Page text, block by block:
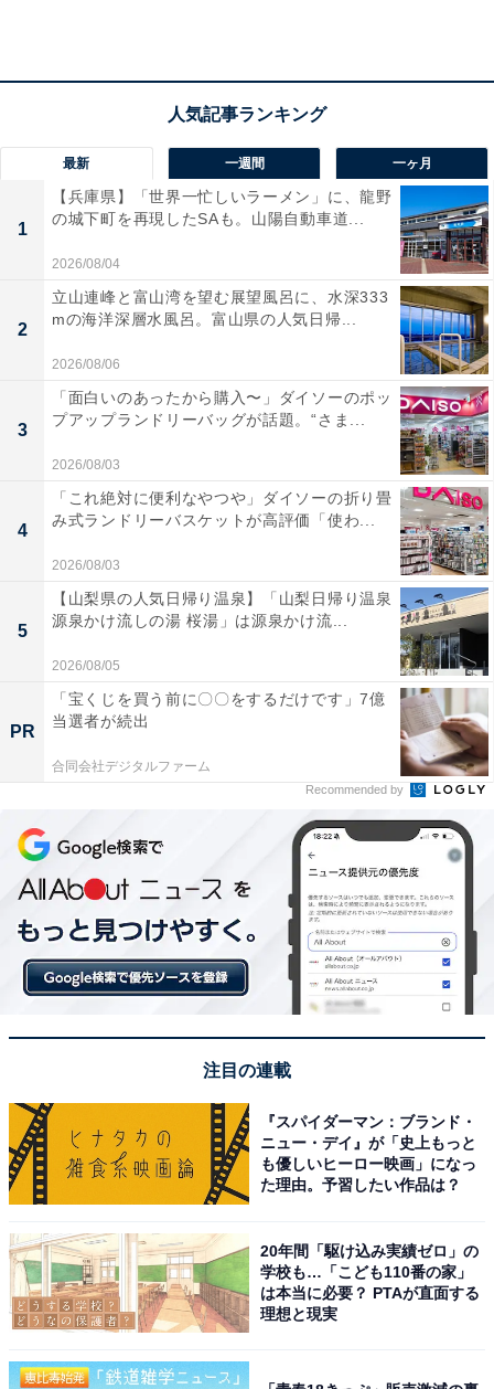
ボリューミーな生地とスニーカーのミックス感が可愛い 出典：WEAR
フレアシルエットやマキシ丈などボリュームのあるワン
ピースやスカートを、スニーカーでカジュアルダウンす
る着こなしは夏ならでは。ぜひトライしてほしいおすす
めのコーデです。
最新 一週間 一ヶ月
1
【兵庫県】「世界一忙しいラーメン」に、龍野
の城下町を再現したSAも。山陽自動車道...
2026/08/04
2
立山連峰と富山湾を望む展望風呂に、水深333
mの海洋深層水風呂。富山県の人気日帰...
2026/08/06
3
「面白いのあったから購入〜」ダイソーのポッ
プアップランドリーバッグが話題。“さま...
2026/08/03
4
「これ絶対に便利なやつや」ダイソーの折り畳
み式ランドリーバスケットが高評価「使わ...
2026/08/03
5
【山梨県の人気日帰り温泉】「山梨日帰り温泉
源泉かけ流しの湯 桜湯」は源泉かけ流...
2026/08/05
PR
「宝くじを買う前に〇〇をするだけです」7億
当選者が続出
合同会社デジタルファーム
Recommended by
注目の連載
『スパイダーマン：ブランド・
ニュー・デイ』が「史上もっと
も優しいヒーロー映画」になっ
た理由。予習したい作品は？
20年間「駆け込み実績ゼロ」の
学校も…「こども110番の家」
は本当に必要？ PTAが直面する
理想と現実